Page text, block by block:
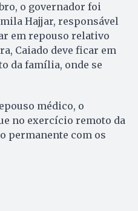
o governador foi
Hajjar, responsável
em repouso relativo
Caiado deve ficar em
da família, onde se
médico, o
no exercício remoto da
permanente com os